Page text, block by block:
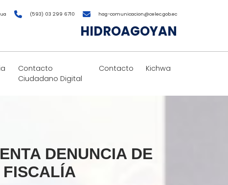
(593) 03 299 6710 hag-comunicacion@celec.gob.ec
HIDROAGOYAN
Contacto
Ciudadano Digital
Contacto Kichwa
DENUNCIA DE
FISCALÍA